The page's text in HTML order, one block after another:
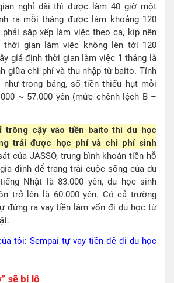
nghỉ dài thì được làm 40 giờ một
ra mỗi tháng được làm khoảng 120
phải sắp xếp làm việc theo ca, kíp nên
thời gian làm việc không lên tới 120
giả định thời gian làm việc 1 tháng là
giữa chi phí và thu nhập từ baito. Tính
như trong bảng, số tiền thiếu hụt mỗi
~ 57.000 yên (mức chênh lệch B –
trông cậy vào tiền baito thì du học
trải được học phí và chi phí sinh
của JASSO, trung bình khoản tiền hỗ
đình để trang trải cuộc sống của du
Nhật là 83.000 yên, du học sinh
trở lên là 60.000 yên. Có cả trường
đứng ra vay tiền làm vốn đi du học từ
tôi: Sempai tự vay tiền để đi du học
sẽ bị lộ